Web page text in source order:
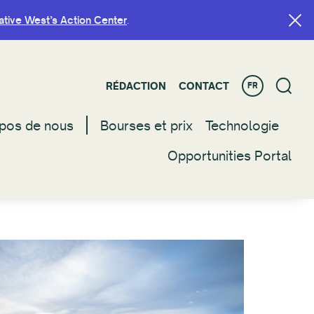
West’s Action Center.
RÉDACTION CONTACT FR
de nous Bourses et prix
Technologie
Opportunities Portal
West’s Action Center.
RÉDACTION CONTACT FR
de nous Bourses et prix
Technologie
Opportunities Portal